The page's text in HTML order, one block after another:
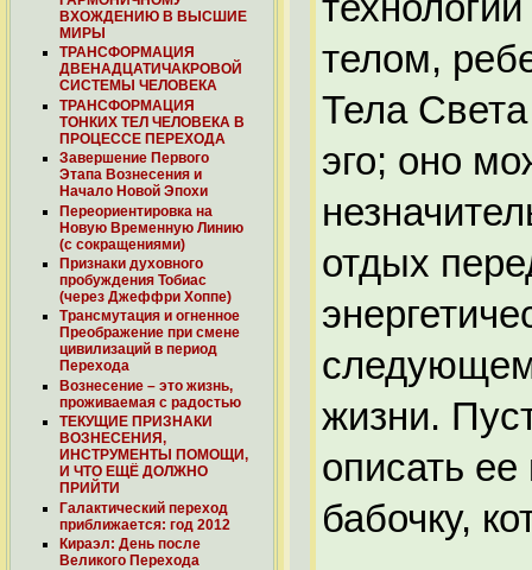
ВХОЖДЕНИЮ В ВЫСШИЕ
МИРЫ
ТРАНСФОРМАЦИЯ
ДВЕНАДЦАТИЧАКРОВОЙ
СИСТЕМЫ ЧЕЛОВЕКА
ТРАНСФОРМАЦИЯ
ТОНКИХ ТЕЛ ЧЕЛОВЕКА В
ПРОЦЕССЕ ПЕРЕХОДА
Завершение Первого
Этапа Вознесения и
Начало Новой Эпохи
Переориентировка на
Новую Временную Линию
(с сокращениями)
Признаки духовного
пробуждения Тобиас
(через Джеффри Хоппе)
Трансмутация и огненное
Преображение при смене
цивилизаций в период
Перехода
Вознесение – это жизнь,
проживаемая с радостью
ТЕКУЩИЕ ПРИЗНАКИ
ВОЗНЕСЕНИЯ,
ИНСТРУМЕНТЫ ПОМОЩИ,
И ЧТО ЕЩЁ ДОЛЖНО
ПРИЙТИ
Галактический переход
приближается: год 2012
Кираэл: День после
Великого Перехода
телом,
Тела
эго; оно
отдых
жизни.
описать
бабочку,